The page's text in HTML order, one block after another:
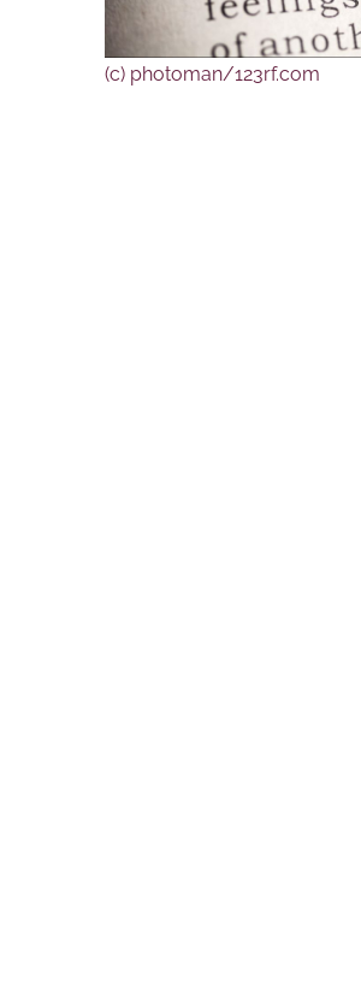
(c) photoman/123rf.com